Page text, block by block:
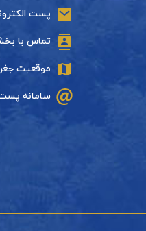
پست
تماس با
موقعیت
سامانه